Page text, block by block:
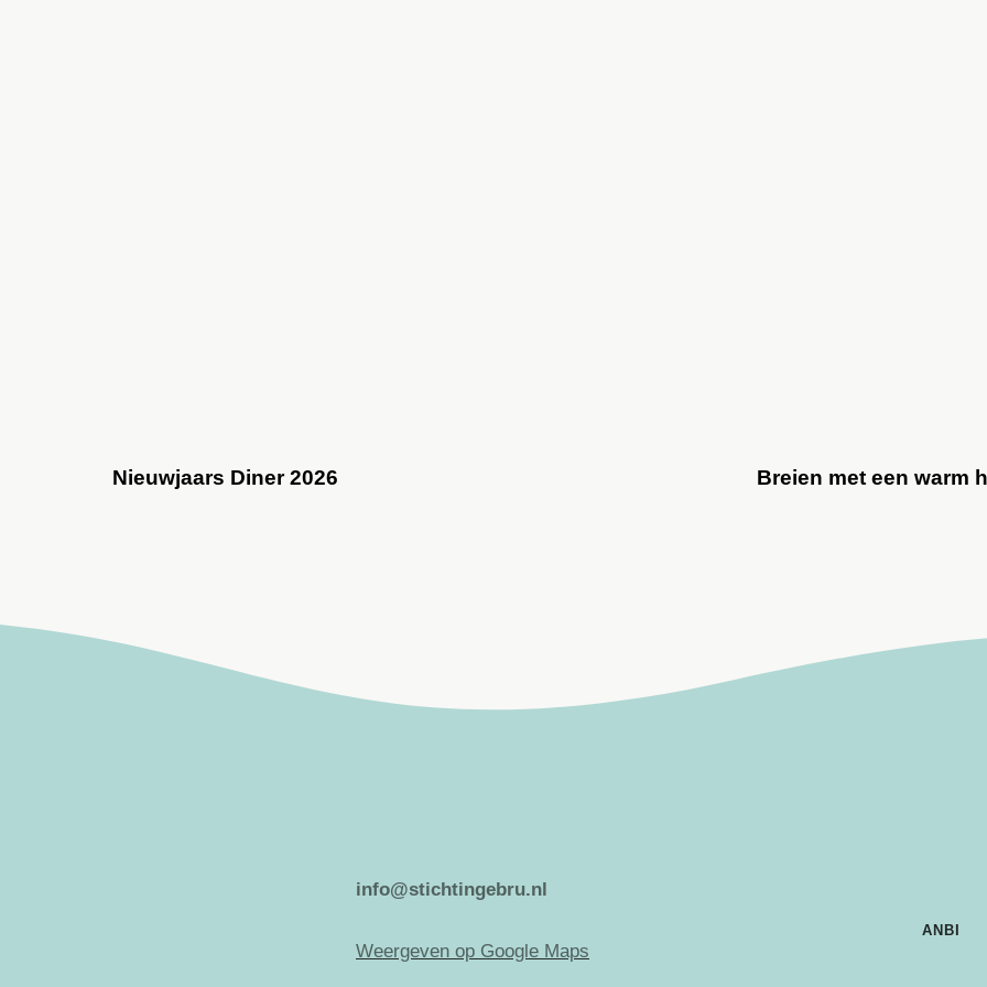
Nieuwjaars Diner 2026 Breien met een warm
info@stichtingebru.nl
Weergeven op Google Maps
ANBI